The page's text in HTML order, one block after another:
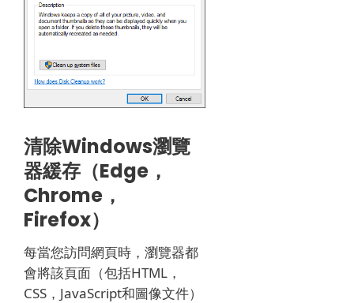
清除Windows瀏覽
器緩存（Edge，
Chrome，
Firefox）
每當您訪問網頁時，瀏覽器都
會將該頁面（包括HTML，
CSS，JavaScript和圖像文件）